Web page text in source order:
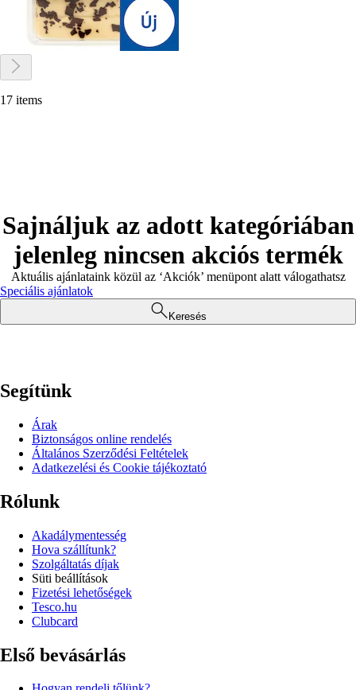
17 items
Sajnáljuk az adott kategóriában
jelenleg nincsen akciós termék
Aktuális ajánlataink közül az ‘Akciók’ menüpont alatt válogathatsz
Speciális ajánlatok
Keresés
Segítünk
Árak
Biztonságos online rendelés
Általános Szerződési Feltételek
Adatkezelési és Cookie tájékoztató
Rólunk
Akadálymentesség
Hova szállítunk?
Szolgáltatás díjak
Süti beállítások
Fizetési lehetőségek
Tesco.hu
Clubcard
Első bevásárlás